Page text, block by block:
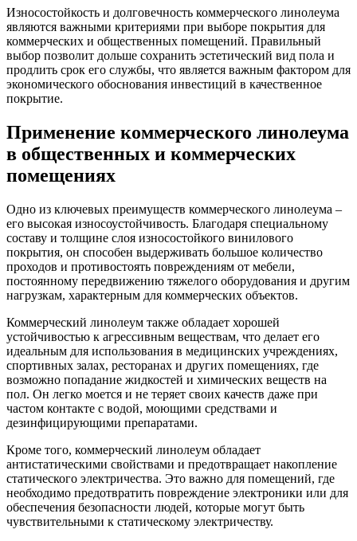
Износостойкость и долговечность коммерческого линолеума
являются важными критериями при выборе покрытия для
коммерческих и общественных помещений. Правильный
выбор позволит дольше сохранить эстетический вид пола и
продлить срок его службы, что является важным фактором для
экономического обоснования инвестиций в качественное
покрытие.
Применение коммерческого линолеума
в общественных и коммерческих
помещениях
Одно из ключевых преимуществ коммерческого линолеума –
его высокая износоустойчивость. Благодаря специальному
составу и толщине слоя износостойкого винилового
покрытия, он способен выдерживать большое количество
проходов и противостоять повреждениям от мебели,
постоянному передвижению тяжелого оборудования и другим
нагрузкам, характерным для коммерческих объектов.
Коммерческий линолеум также обладает хорошей
устойчивостью к агрессивным веществам, что делает его
идеальным для использования в медицинских учреждениях,
спортивных залах, ресторанах и других помещениях, где
возможно попадание жидкостей и химических веществ на
пол. Он легко моется и не теряет своих качеств даже при
частом контакте с водой, моющими средствами и
дезинфицирующими препаратами.
Кроме того, коммерческий линолеум обладает
антистатическими свойствами и предотвращает накопление
статического электричества. Это важно для помещений, где
необходимо предотвратить повреждение электроники или для
обеспечения безопасности людей, которые могут быть
чувствительными к статическому электричеству.